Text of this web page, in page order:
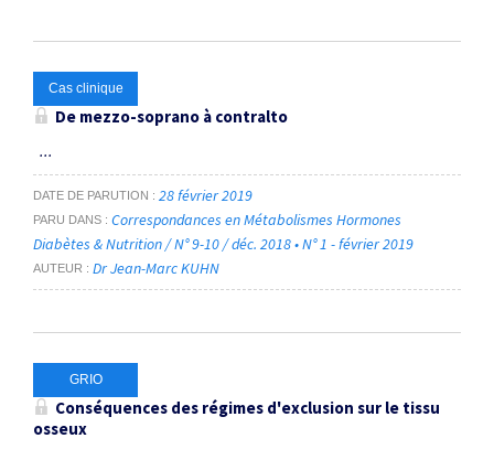
Cas clinique
De mezzo-soprano à contralto
...
DATE DE PARUTION 28 février 2019
PARU DANS
Correspondances en Métabolismes Hormones
Diabètes & Nutrition / N° 9-10 / déc. 2018 • N° 1 - février 2019
AUTEUR Dr Jean-Marc KUHN
GRIO
Conséquences des régimes d'exclusion sur le tissu
osseux